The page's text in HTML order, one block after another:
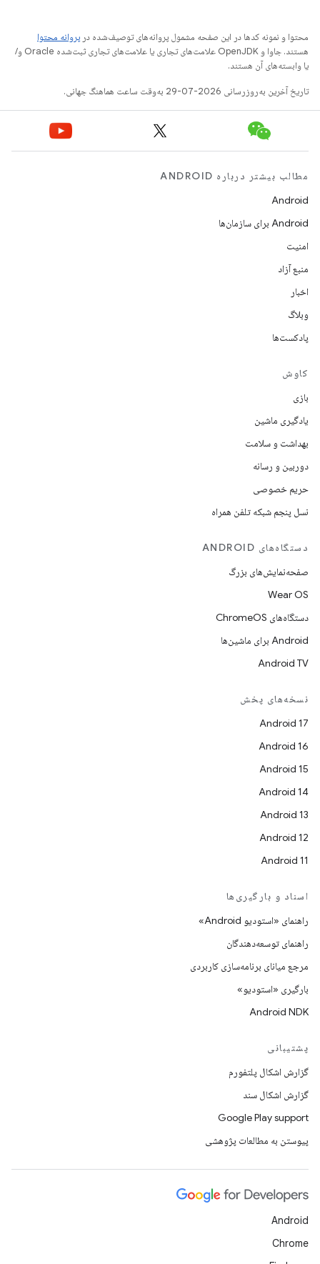
محتوا و نمونه کدها در این صفحه مشمول پروانه‌های توصیف‌شده در پروانه محتوا
هستند. جاوا و OpenJDK علامت‌های تجاری یا علامت‌های تجاری ثبت‌شده Oracle و/
یا وابسته‌های آن هستند.
تاریخ آخرین به‌روزرسانی 2026-07-29 به‌وقت ساعت هماهنگ جهانی.
مطالب بیشتر درباره ANDROID
Android
Android برای سازمان‌ها
امنیت
منبع آزاد
اخبار
وبلاگ
پادکست‌ها
کاوش
بازی
یادگیری ماشین
بهداشت و سلامت
دوربین و رسانه
حریم خصوصی
نسل پنجم شبکه تلفن همراه
دستگاه‌های ANDROID
صفحه‌نمایش‌های بزرگ
Wear OS
دستگاه‌های ChromeOS
Android برای ماشین‌ها
Android TV
نسخه‌های پخش
Android 17
Android 16
Android 15
Android 14
Android 13
Android 12
Android 11
اسناد و بارگیری‌ها
راهنمای «استودیو Android»
راهنمای توسعه‌دهندگان
مرجع میانای برنامه‌سازی کاربردی
بارگیری «استودیو»
Android NDK
پشتیبانی
گزارش اشکال پلتفورم
گزارش اشکال سند
Google Play support
پیوستن به مطالعات پژوهشی
Android
Chrome